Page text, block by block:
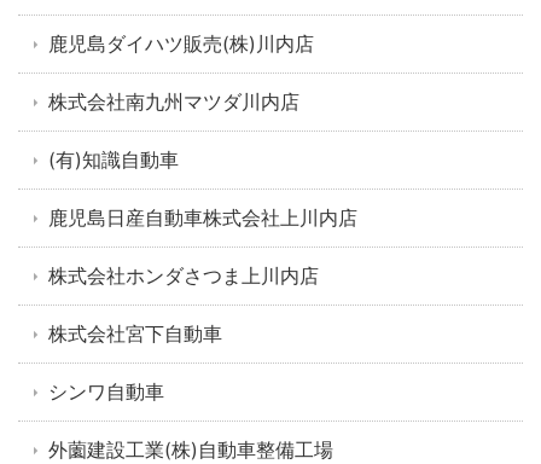
鹿児島ダイハツ販売(株)川内店
株式会社南九州マツダ川内店
(有)知識自動車
鹿児島日産自動車株式会社上川内店
株式会社ホンダさつま上川内店
株式会社宮下自動車
シンワ自動車
外薗建設工業(株)自動車整備工場